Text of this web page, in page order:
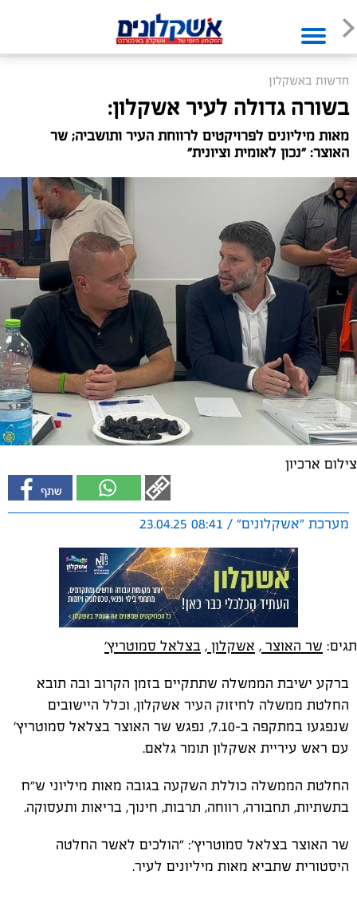
חדשות באשקלון
בשורה גדולה לעיר אשקלון:
מאות מיליונים לפרויקטים לרווחת העיר ותושביה; שר
האוצר: ״נכון לאומית וציונית״
צילום ארכיון
מערכת "אשקלונים" / 08:41 23.04.25
תגים: שר האוצר , אשקלון , בצלאל סמוטריץ'
ברקע ישיבת הממשלה שתתקיים בזמן הקרוב ובה תובא
החלטת ממשלה לחיזוק העיר אשקלון, וכלל היישובים
שנפגעו במתקפה ב-7.10, נפגש שר האוצר בצלאל סמוטריץ׳
עם ראש עיריית אשקלון תומר גלאם.
החלטת הממשלה כוללת השקעה בגובה מאות מיליוני ש״ח
בתשתיות, תחבורה, רווחה, תרבות, חינוך, בריאות ותעסוקה.
שר האוצר בצלאל סמוטריץ’: "הולכים לאשר החלטה
היסטורית שתביא מאות מיליונים לעיר.